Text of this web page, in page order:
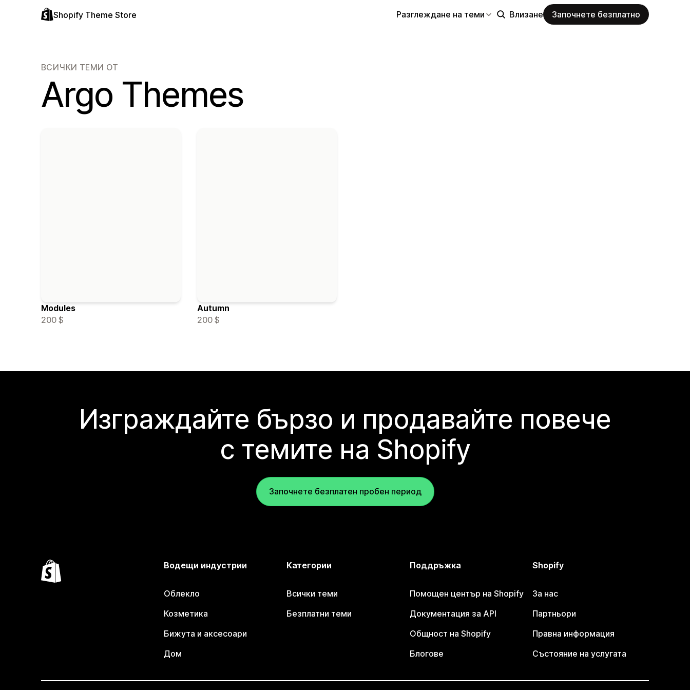
Shopify Theme Store Разглеждане на теми Влизане Започнете безплатно
ВСИЧКИ ТЕМИ ОТ
Argo Themes
Modules
200 $
Autumn
200 $
Изграждайте бързо и продавайте повече
с темите на Shopify
Започнете безплатен пробен период
Водещи индустрии
Облекло
Козметика
Бижута и аксесоари
Дом
Категории
Всички теми
Безплатни теми
Поддръжка
Помощен център на Shopify
Документация за API
Общност на Shopify
Блогове
Shopify
За нас
Партньори
Правна информация
Състояние на услугата